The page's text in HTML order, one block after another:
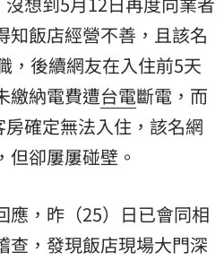
知飯店經營不善，且該名
，後續網友在入住前5天
繳納電費遭台電斷電，而
確定無法入住，該名網
但卻屢屢碰壁。
應，昨（25）日已會同相
查，發現飯店現場大門深